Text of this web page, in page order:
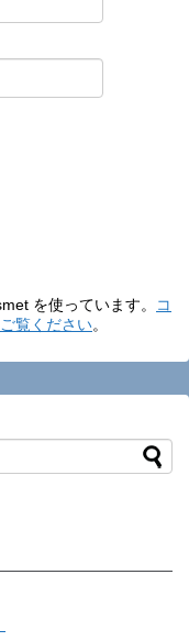
を使っています。
コ
覧ください。